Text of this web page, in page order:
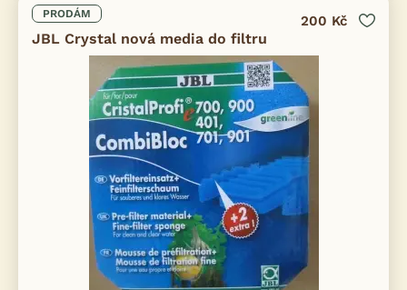
PRODÁM
JBL Crystal nová media do filtru
200 Kč